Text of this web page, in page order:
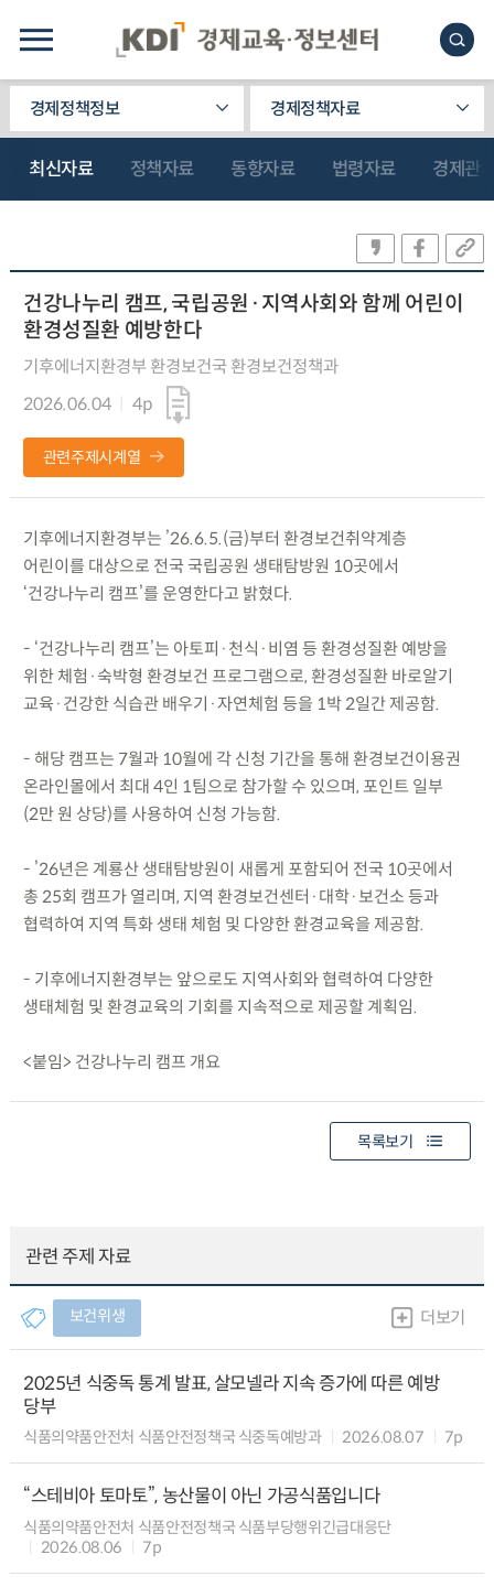
경제정책정보 경제정책자료
최신자료 정책자료 동향자료 법령자료 경제관
건강나누리 캠프, 국립공원·지역사회와 함께 어린이
환경성질환 예방한다
기후에너지환경부 환경보건국 환경보건정책과
2026.06.04
4p
관련주제시계열
기후에너지환경부는 ’26.6.5.(금)부터 환경보건취약계층
어린이를 대상으로 전국 국립공원 생태탐방원 10곳에서
‘건강나누리 캠프’를 운영한다고 밝혔다.
- ‘건강나누리 캠프’는 아토피·천식·비염 등 환경성질환 예방을
위한 체험·숙박형 환경보건 프로그램으로, 환경성질환 바로알기
교육·건강한 식습관 배우기·자연체험 등을 1박 2일간 제공함.
- 해당 캠프는 7월과 10월에 각 신청 기간을 통해 환경보건이용권
온라인몰에서 최대 4인 1팀으로 참가할 수 있으며, 포인트 일부
(2만 원 상당)를 사용하여 신청 가능함.
- ’26년은 계룡산 생태탐방원이 새롭게 포함되어 전국 10곳에서
총 25회 캠프가 열리며, 지역 환경보건센터·대학·보건소 등과
협력하여 지역 특화 생태 체험 및 다양한 환경교육을 제공함.
- 기후에너지환경부는 앞으로도 지역사회와 협력하여 다양한
생태체험 및 환경교육의 기회를 지속적으로 제공할 계획임.
<붙임> 건강나누리 캠프 개요
목록보기
관련 주제 자료
보건위생 더보기
2025년 식중독 통계 발표, 살모넬라 지속 증가에 따른 예방
당부
식품의약품안전처 식품안전정책국 식중독예방과 2026.08.07 7p
“스테비아 토마토”, 농산물이 아닌 가공식품입니다
식품의약품안전처 식품안전정책국 식품부당행위긴급대응단
2026.08.06
7p